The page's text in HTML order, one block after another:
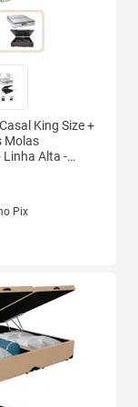
King Size +
Molas
Linha Alta -
Pix